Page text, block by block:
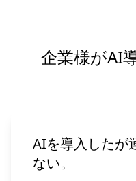
企業様がAI
AIを導入したが
ない。